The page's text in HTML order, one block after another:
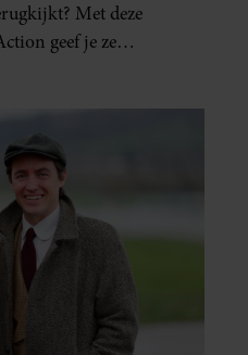
Met deze
geef je ze